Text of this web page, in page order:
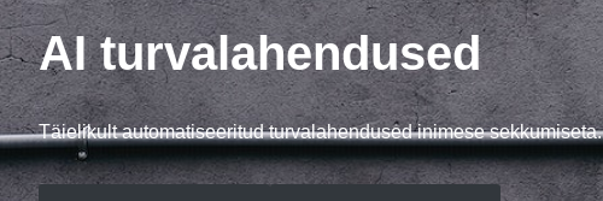
AI turvalahendused
Täielikult automatiseeritud turvalahendused inimese sekkumiseta.